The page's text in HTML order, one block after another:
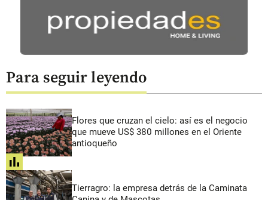
Para seguir leyendo
Flores que cruzan el cielo: así es el negocio
que mueve US$ 380 millones en el Oriente
antioqueño
share
Tierragro: la empresa detrás de la Caminata